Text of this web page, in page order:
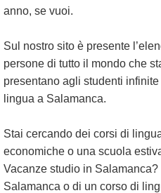
anno, se vuoi.
Sul nostro sito è presente
persone di tutto il mondo che
presentano agli studenti
lingua a Salamanca.
Stai cercando dei corsi di
economiche o una scuola
Vacanze studio in
Salamanca o di un corso di